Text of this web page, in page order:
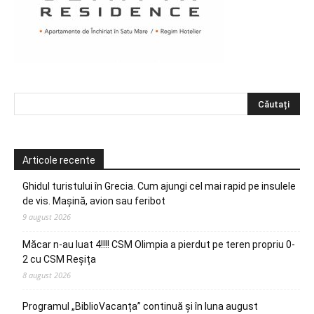
Articole recente
Ghidul turistului în Grecia. Cum ajungi cel mai rapid pe insulele
de vis. Mașină, avion sau feribot
9 august 2026
Măcar n-au luat 4!!!! CSM Olimpia a pierdut pe teren propriu 0-
2 cu CSM Reșița
8 august 2026
Programul „BiblioVacanța” continuă și în luna august